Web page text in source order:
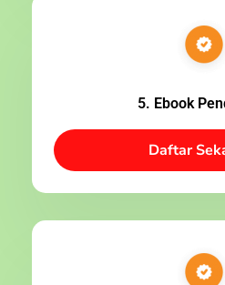
5. Ebook
Daftar